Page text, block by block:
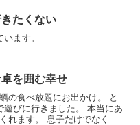
たくない
ます。
を囲む幸せ
食べ放題にお出かけ。 と
行きました。 本当にあ
だけでなく、